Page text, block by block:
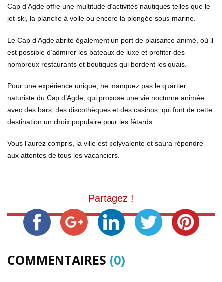
Cap d’Agde offre une multitude d’activités nautiques telles que le
jet-ski, la planche à voile ou encore la plongée sous-marine.
Le Cap d’Agde abrite également un port de plaisance animé, où il
est possible d’admirer les bateaux de luxe et profiter des
nombreux restaurants et boutiques qui bordent les quais.
Pour une expérience unique, ne manquez pas le quartier
naturiste du Cap d’Agde, qui propose une vie nocturne animée
avec des bars, des discothèques et des casinos, qui font de cette
destination un choix populaire pour les fêtards.
Vous l’aurez compris, la ville est polyvalente et saura répondre
aux attentes de tous les vacanciers.
Partagez !
COMMENTAIRES (0)